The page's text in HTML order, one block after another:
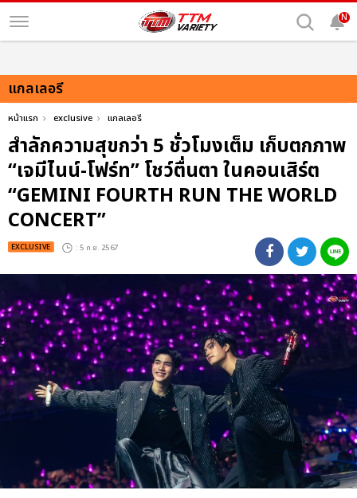
N
แกลเลอรี
หน้าแรก exclusive แกลเลอรี
สำลักความสุขกว่า 5 ชั่วโมงเต็ม เก็บตกภาพ
“เจมีไนน์-โฟร์ท” โชว์ตื่นตา ในคอนเสิร์ต
“GEMINI FOURTH RUN THE WORLD
CONCERT”
EXCLUSIVE : 5 ก.ย. 2567